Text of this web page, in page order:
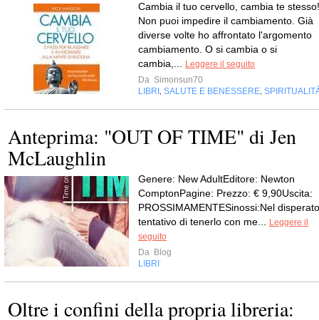
Cambia il tuo cervello, cambia te stesso!
Non puoi impedire il cambiamento. Già
diverse volte ho affrontato l'argomento
cambiamento. O si cambia o si
cambia,...
Leggere il seguito
Da Simonsun70
LIBRI
SALUTE E BENESSERE
Anteprima: "OUT OF TIME" di Jen
McLaughlin
Genere: New AdultEditore: Newton
ComptonPagine: Prezzo: € 9,90Uscita:
PROSSIMAMENTESinossi:Nel disperato
tentativo di tenerlo con me...
Leggere il
seguito
Da Blog
LIBRI
Oltre i confini della propria libreria: